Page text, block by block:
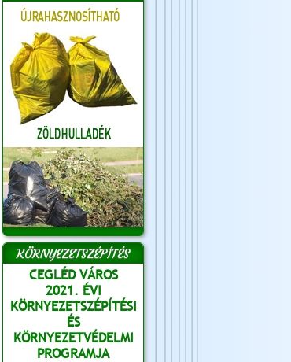
KÖRNYEZETSZÉPÍTÉS
CEGLÉD VÁROS
2021. ÉVI
KÖRNYEZETSZÉPÍTÉSI
ÉS
KÖRNYEZETVÉDELMI
PROGRAMJA